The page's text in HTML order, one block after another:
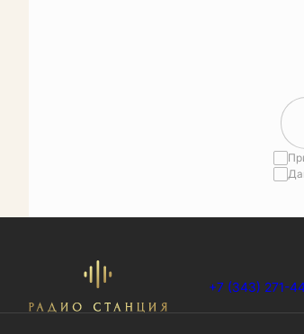
+7 (343) 271-